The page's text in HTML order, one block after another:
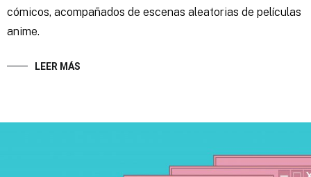
cómicos, acompañados de escenas aleatorias de películas
anime.
LEER MÁS